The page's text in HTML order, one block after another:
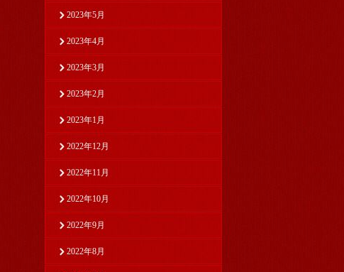
2023年5月
2023年4月
2023年3月
2023年2月
2023年1月
2022年12月
2022年11月
2022年10月
2022年9月
2022年8月